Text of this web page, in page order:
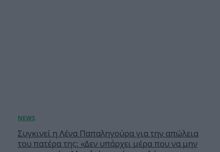
Συγκινεί η Λένα Παπαληγούρα για την απώλεια
του πατέρα της: «Δεν υπάρχει μέρα που να μην